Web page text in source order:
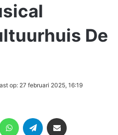
De
op: 27 februari 2025, 16:19